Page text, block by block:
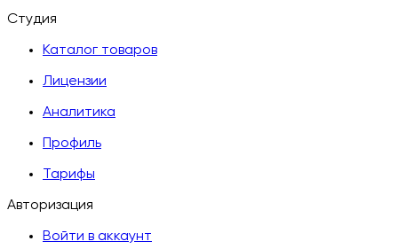
Студия
Каталог товаров
Лицензии
Аналитика
Профиль
Тарифы
Авторизация
Войти в аккаунт